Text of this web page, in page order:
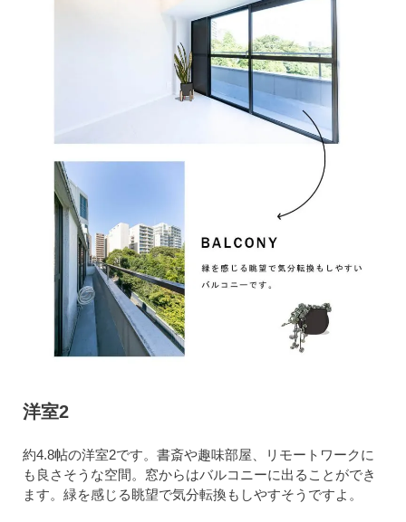
洋室2
約4.8帖の洋室2です。書斎や趣味部屋、リモートワークに
も良さそうな空間。窓からはバルコニーに出ることができ
ます。緑を感じる眺望で気分転換もしやすそうですよ。